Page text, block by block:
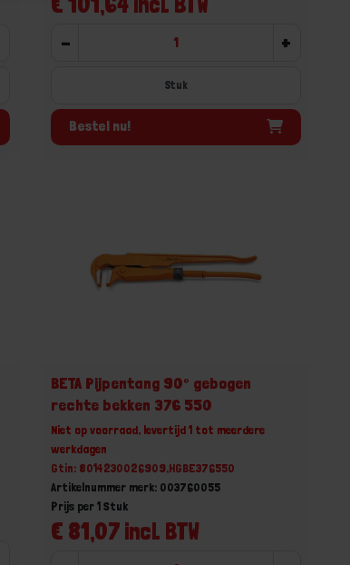
- +
Stuk
Bestel nu!
BETA Pijpentang 90° gebogen
rechte bekken 376 550
Niet op voorraad, levertijd 1 tot meerdere
werkdagen
Gtin: 8014230026909,HGBE376550
Artikelnummer merk: 003760055
€ 81,07 incl. BTW
Prijs per 1 Stuk